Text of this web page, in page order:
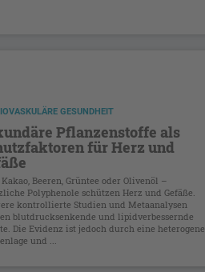
GESUNDHEIT
Pflanzenstoffe als
für Herz und
Kakao, Beeren, Grüntee oder Olivenöl –
Polyphenole schützen Herz und Gefäße.
kontrollierte Studien und Metaanalysen
blutdrucksenkende und lipidverbessernde
Die Evidenz ist jedoch durch eine heterogene
und ...